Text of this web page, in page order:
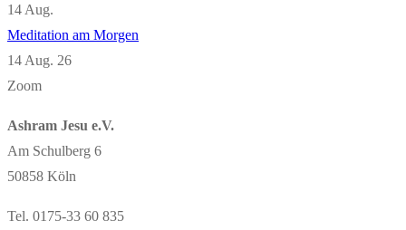
14 Aug.
Meditation am Morgen
14 Aug. 26
Zoom
Ashram Jesu e.V.
Am Schulberg 6
50858 Köln
Tel. 0175-33 60 835